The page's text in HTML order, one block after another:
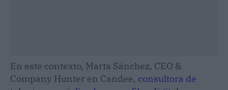
En este contexto, Marta Sánchez, CEO &
Company Hunter en Candee, consultora de